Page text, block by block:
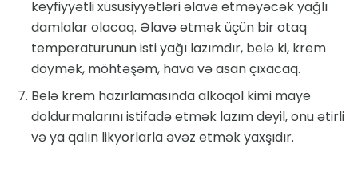
keyfiyyətli xüsusiyyətləri əlavə etməyəcək yağlı
damlalar olacaq. Əlavə etmək üçün bir otaq
temperaturunun isti yağı lazımdır, belə ki, krem ​​
döymək, möhtəşəm, hava və asan çıxacaq.
Belə krem ​​hazırlamasında alkoqol kimi maye
doldurmalarını istifadə etmək lazım deyil, onu ətirli
və ya qalın likyorlarla əvəz etmək yaxşıdır.